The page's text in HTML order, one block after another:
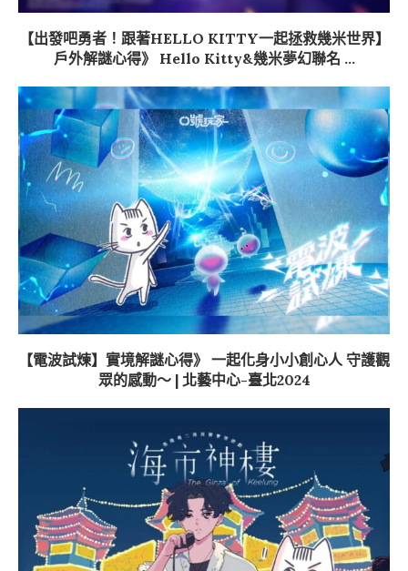
【出發吧勇者！跟著HELLO KITTY一起拯救幾米世界】
戶外解謎心得》 Hello Kitty&幾米夢幻聯名 ...
【電波試煉】實境解謎心得》 一起化身小小創心人 守護觀
眾的感動～ | 北藝中心-臺北2024